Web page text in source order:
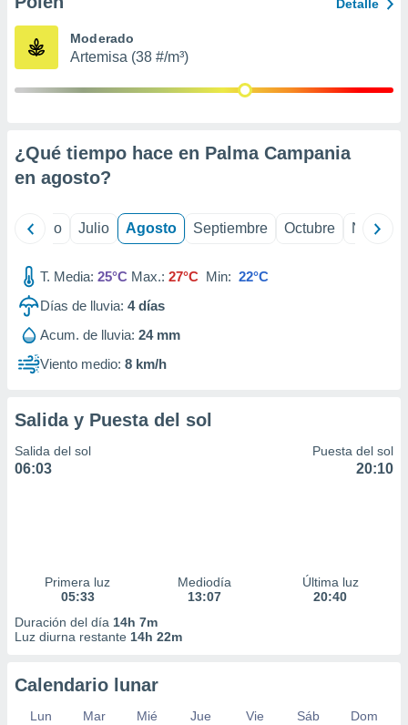
publicidad
1199
Detalle
Moderado
Artemisa (38 #/m³)
¿Qué tiempo hace en Palma Campania
en agosto?
Junio Julio Agosto Septiembre Octubre
T. Media: 25°C Max.: 27°C Min: 22°C
Días de lluvia: 4días
Acum. de lluvia: 24 mm
Viento medio: 8 km/h
Salida y Puesta del sol
Salida del sol
06:03
Puesta del sol
20:10
Primera luz
05:33
Mediodía
13:07
Última luz
20:40
Duración del día 14h 7m
Luz diurna restante 14h 22m
Calendario lunar
Lun Mar Mié Jue Vie Sáb
Dom